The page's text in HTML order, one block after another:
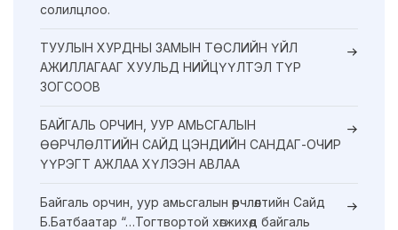
солилцлоо.
ТУУЛЫН ХУРДНЫ ЗАМЫН ТӨСЛИЙН ҮЙЛ
АЖИЛЛАГААГ ХУУЛЬД НИЙЦҮҮЛТЭЛ ТҮР
ЗОГСООВ
БАЙГАЛЬ ОРЧИН, УУР АМЬСГАЛЫН
ӨӨРЧЛӨЛТИЙН САЙД ЦЭНДИЙН САНДАГ-ОЧИР
ҮҮРЭГТ АЖЛАА ХҮЛЭЭН АВЛАА
Байгаль орчин, уур амьсгалын өөрчлөлтийн Сайд
Б.Батбаатар “…Тогтвортой хөгжихөд байгаль